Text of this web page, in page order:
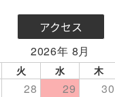
アクセス
2026年 8月
火 水 木
28 29 30